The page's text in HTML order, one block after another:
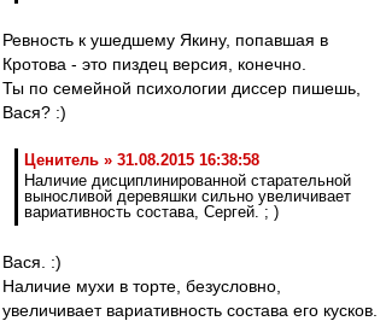
Ревность к ушедшему Якину, попавшая в
Кротова - это пиздец версия, конечно.
Ты по семейной психологии диссер пишешь,
Вася? :)
Ценитель » 31.08.2015 16:38:58
Наличие дисциплинированной старательной
выносливой деревяшки сильно увеличивает
вариативность состава, Сергей. ; )
Вася. :)
Наличие мухи в торте, безусловно,
увеличивает вариативность состава его кусков.